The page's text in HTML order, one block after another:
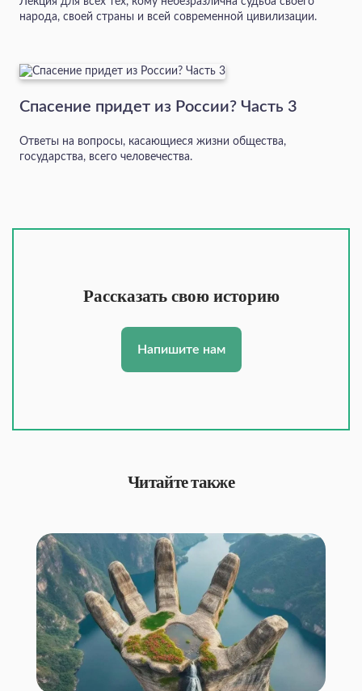
народа, своей страны и всей современной цивилизации.
Спасение придет из России? Часть 3
Ответы на вопросы, касающиеся жизни общества,
государства, всего человечества.
Рассказать свою историю
Напишите нам
Читайте также